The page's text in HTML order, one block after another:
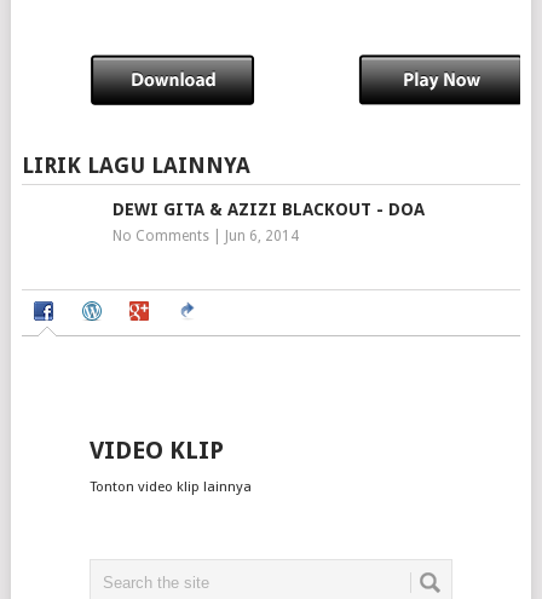
LIRIK LAGU LAINNYA
DEWI GITA & AZIZI BLACKOUT - DOA
No Comments| Jun 6, 2014
VIDEO KLIP
Tonton video klip lainnya